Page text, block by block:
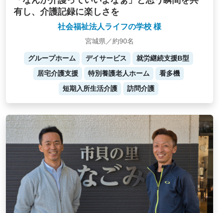
有し、介護記録に楽しさを
社会福祉法人ライフの学校 様
宮城県／約90名
グループホーム デイサービス
就労継続支援B型
居宅介護支援
特別養護老人ホーム
看多機
短期入所生活介護
訪問介護